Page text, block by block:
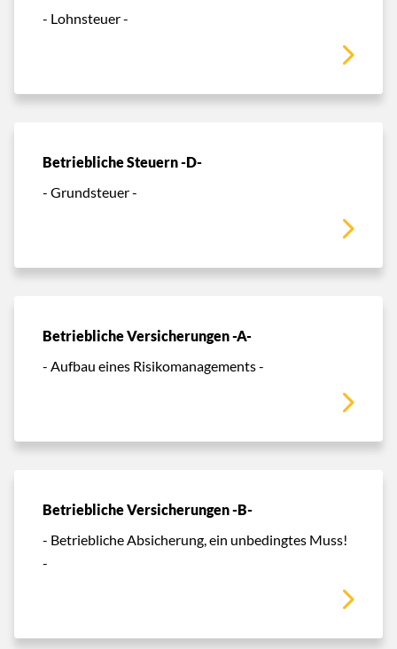
- Lohnsteuer -
Betriebliche Steuern -D-
- Grundsteuer -
Betriebliche Versicherungen -A-
- Aufbau eines Risikomanagements -
Betriebliche Versicherungen -B-
- Betriebliche Absicherung, ein unbedingtes Muss!
-